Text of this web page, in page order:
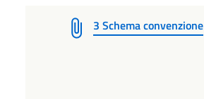
3 Schema convenzione